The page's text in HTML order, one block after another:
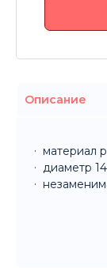
Описание
материал
диаметр